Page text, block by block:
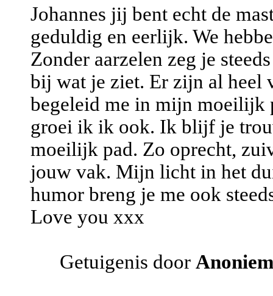
Johannes jij bent echt de
geduldig en eerlijk. We
Zonder aarzelen zeg je
bij wat je ziet. Er zijn al heel
begeleid me in mijn moeilijk
groei ik ik ook. Ik blijf je
moeilijk pad. Zo oprecht,
jouw vak. Mijn licht in het
humor breng je me ook
Love you xxx
Getuigenis door Anoniem